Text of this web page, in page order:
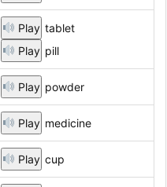
Play tablet
Play pill
Play powder
Play medicine
Play cup